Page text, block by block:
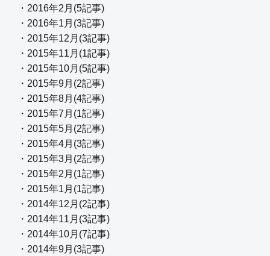
・2016年2月(5記事)
・2016年1月(3記事)
・2015年12月(3記事)
・2015年11月(1記事)
・2015年10月(5記事)
・2015年9月(2記事)
・2015年8月(4記事)
・2015年7月(1記事)
・2015年5月(2記事)
・2015年4月(3記事)
・2015年3月(2記事)
・2015年2月(1記事)
・2015年1月(1記事)
・2014年12月(2記事)
・2014年11月(3記事)
・2014年10月(7記事)
・2014年9月(3記事)